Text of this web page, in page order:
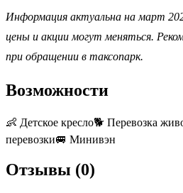
Информация актуальна на март
цены и акции могут меняться.
при обращении в таксопарк.
Возможности
👶 Детское кресло🐕 Перевозка
перевозки🚐 Минивэн
Отзывы (0)